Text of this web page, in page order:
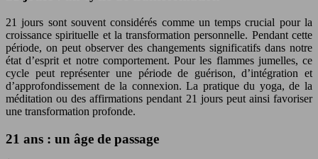
21 jours sont souvent considérés comme un temps crucial pour la
croissance spirituelle et la transformation personnelle. Pendant cette
période, on peut observer des changements significatifs dans notre
état d’esprit et notre comportement. Pour les flammes jumelles, ce
cycle peut représenter une période de guérison, d’intégration et
d’approfondissement de la connexion. La pratique du yoga, de la
méditation ou des affirmations pendant 21 jours peut ainsi favoriser
une transformation profonde.
21 ans : un âge de passage